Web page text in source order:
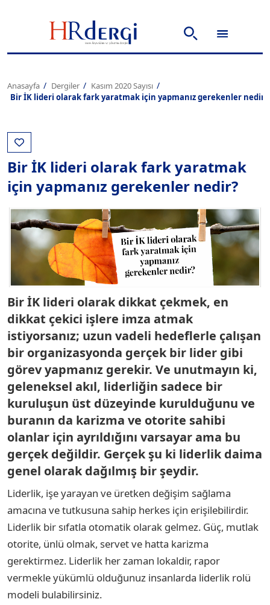
Anasayfa Dergiler
Kasım 2020 Sayısı
Bir İK lideri olarak fark yaratmak için yapmanız gerekenler
Bir İK lideri olarak fark yaratmak
için yapmanız gerekenler nedir?
Bir İK lideri olarak dikkat çekmek, en
dikkat çekici işlere imza atmak
istiyorsanız; uzun vadeli hedeflerle çalışan
bir organizasyonda gerçek bir lider gibi
görev yapmanız gerekir. Ve unutmayın ki,
geleneksel akıl, liderliğin sadece bir
kuruluşun üst düzeyinde kurulduğunu ve
buranın da karizma ve otorite sahibi
olanlar için ayrıldığını varsayar ama bu
gerçek değildir. Gerçek şu ki liderlik daima
genel olarak dağılmış bir şeydir.
Liderlik, işe yarayan ve üretken değişim sağlama
amacına ve tutkusuna sahip herkes için erişilebilirdir.
Liderlik bir sıfatla otomatik olarak gelmez. Güç, mutlak
otorite, ünlü olmak, servet ve hatta karizma
gerektirmez. Liderlik her zaman lokaldir, rapor
vermekle yükümlü olduğunuz insanlarda liderlik rolü
modeli bulabilirsiniz.